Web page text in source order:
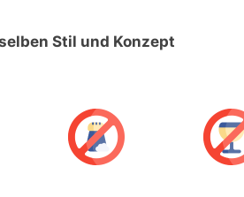
Stil und Konzept